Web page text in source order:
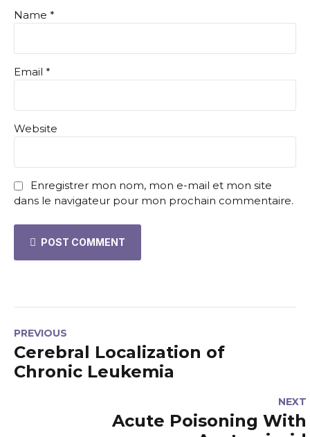
Name *
Email *
Website
Enregistrer mon nom, mon e-mail et mon site
dans le navigateur pour mon prochain commentaire.
POST COMMENT
PREVIOUS
Cerebral Localization of
Chronic Leukemia
NEXT
Acute Poisoning With